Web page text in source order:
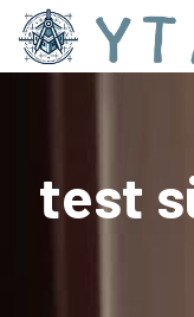
test